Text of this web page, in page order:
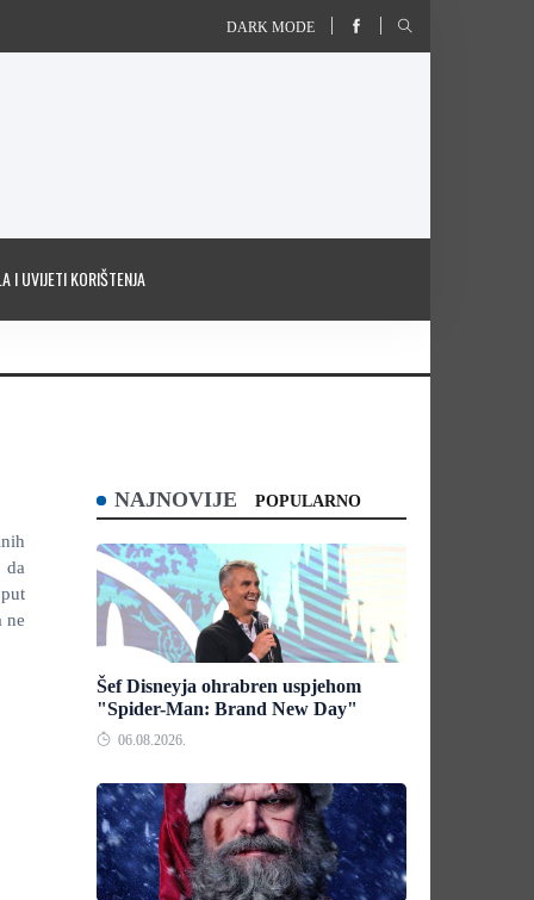
DARK MODE
I UVIJETI KORIŠTENJA
da
ne
NAJNOVIJE POPULARNO
Šef Disneyja ohrabren uspjehom
"Spider-Man: Brand New Day"
06.08.2026.